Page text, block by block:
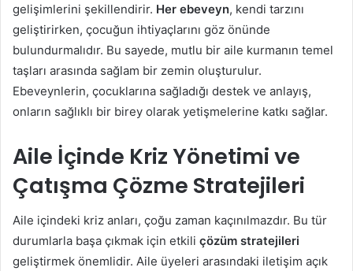
gelişimlerini şekillendirir. Her ebeveyn, kendi tarzını
geliştirirken, çocuğun ihtiyaçlarını göz önünde
bulundurmalıdır. Bu sayede, mutlu bir aile kurmanın temel
taşları arasında sağlam bir zemin oluşturulur.
Ebeveynlerin, çocuklarına sağladığı destek ve anlayış,
onların sağlıklı bir birey olarak yetişmelerine katkı sağlar.
Aile İçinde Kriz Yönetimi ve
Çatışma Çözme Stratejileri
Aile içindeki kriz anları, çoğu zaman kaçınılmazdır. Bu tür
durumlarla başa çıkmak için etkili çözüm stratejileri
geliştirmek önemlidir. Aile üyeleri arasındaki iletişim açık